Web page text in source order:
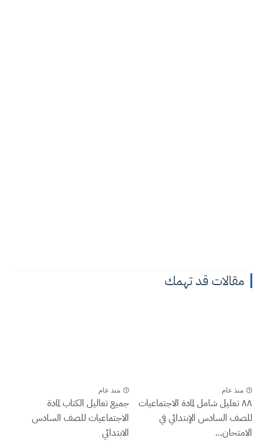
مقالات قد تهمك
منذ عام
٨٨ تعليل شامل لمادة الاجتماعيات
للصف السادس الإبتدائي في
الامتحان...
منذ عام
جميع تعاليل الكتاب لمادة
الاجتماعيات للصف السادس
الابتدائي